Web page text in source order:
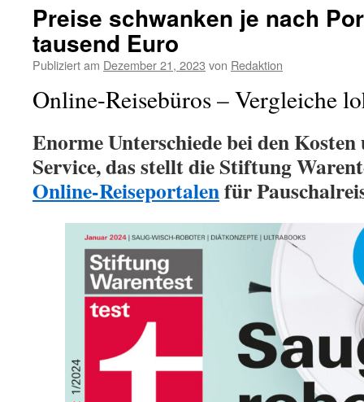
Preise schwanken je nach
tausend Euro
Publiziert am Dezember 21, 2023 von Redaktion
Online-Reisebüros – Vergleiche
Enorme Unterschiede bei den
Service, das stellt die Stiftung
Online-Reiseportalenfür